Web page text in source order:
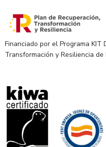
Financiado por el Programa KIT
Transformación y Resiliencia de